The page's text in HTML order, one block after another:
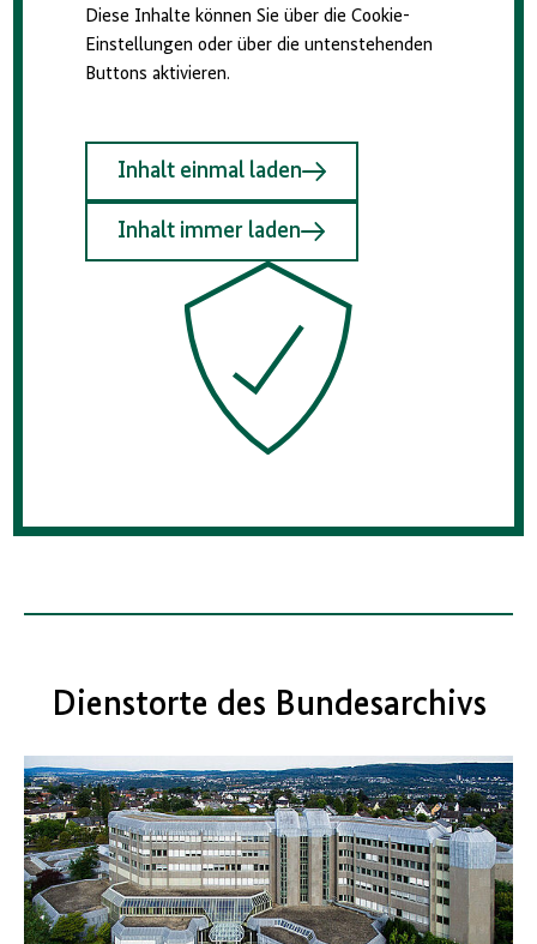
Diese Inhalte können Sie über die Cookie-
Einstellungen oder über die untenstehenden
Buttons aktivieren.
Inhalt einmal laden
Inhalt immer laden
Dienstorte des Bundesarchivs